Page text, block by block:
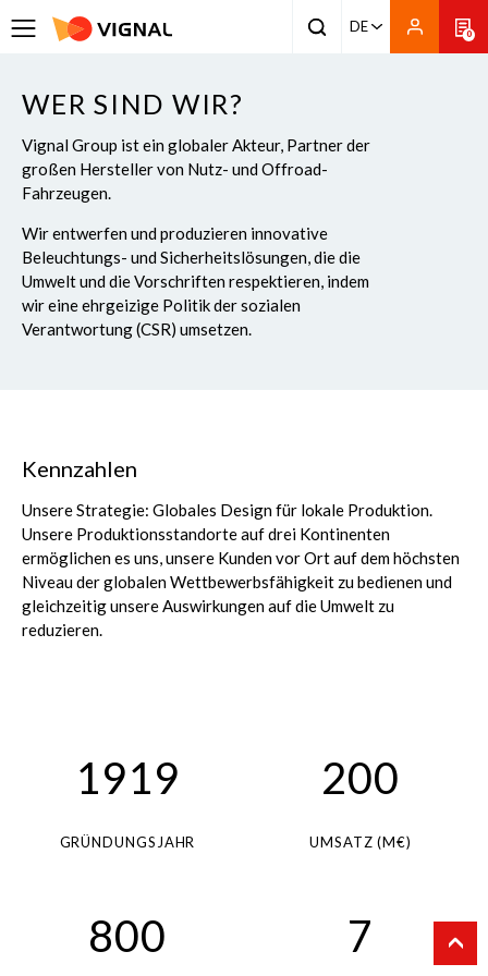
DE 0
WER SIND WIR?
Vignal Group ist ein globaler Akteur, Partner der
großen Hersteller von Nutz- und Offroad-
Fahrzeugen.
Wir entwerfen und produzieren innovative
Beleuchtungs- und Sicherheitslösungen, die die
Umwelt und die Vorschriften respektieren, indem
wir eine ehrgeizige Politik der sozialen
Verantwortung (CSR) umsetzen.
Kennzahlen
Unsere Strategie: Globales Design für lokale Produktion.
Unsere Produktionsstandorte auf drei Kontinenten
ermöglichen es uns, unsere Kunden vor Ort auf dem höchsten
Niveau der globalen Wettbewerbsfähigkeit zu bedienen und
gleichzeitig unsere Auswirkungen auf die Umwelt zu
reduzieren.
1919
GRÜNDUNGSJAHR
200
UMSATZ (M€)
800 7